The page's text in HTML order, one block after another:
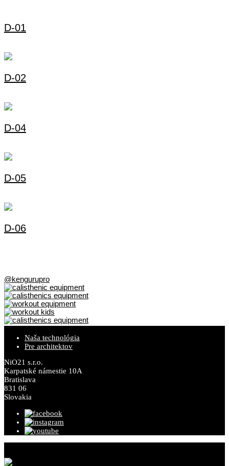
D-01
D-02
D-04
D-05
D-06
@kengurupro
Naša technológia
Pre architektov
NiO21 s.r.o.
Karpatské námestie 10A
Bratislava
831 06
Slovakia